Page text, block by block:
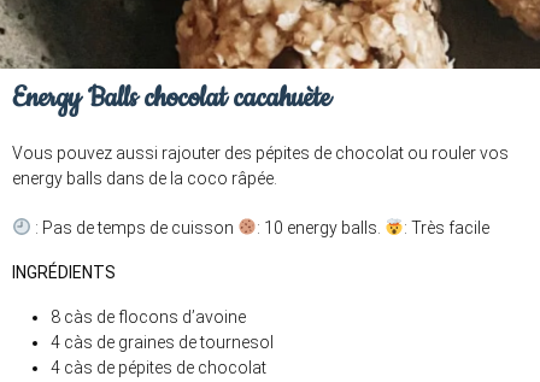
Energy Balls chocolat cacahuète
Vous pouvez aussi rajouter des pépites de chocolat ou rouler vos
energy balls dans de la coco râpée.
: Pas de temps de cuisson : 10 energy balls. : Très facile
INGRÉDIENTS
8 càs de flocons d’avoine
4 càs de graines de tournesol
4 càs de pépites de chocolat